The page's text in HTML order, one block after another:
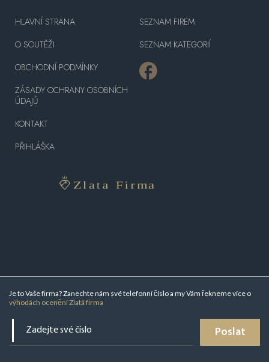
Je to Vaše firma? Zanechte nám své telefonní číslo a my Vám řekneme více o
výhodách ocenění Zlatá firma
Poslat
HLAVNÍ STRANA
O SOUTĚŽI
OBCHODNÍ PODMÍNKY
ZÁSADY OCHRANY OSOBNÍCH
ÚDAJŮ
KONTAKT
PŘIHLÁŠKA
SEZNAM FIREM
SEZNAM KATEGORIÍ